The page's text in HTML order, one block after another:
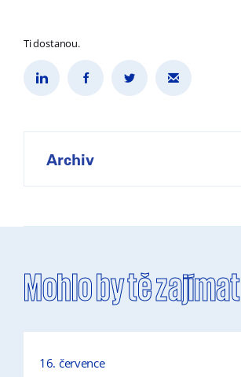
Ti dostanou.
Archiv
Mohlo by tě zajímat
16. července